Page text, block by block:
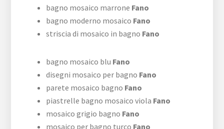
bagno mosaico marrone Fano
bagno moderno mosaico Fano
striscia di mosaico in bagno Fano
bagno mosaico blu Fano
disegni mosaico per bagno Fano
parete mosaico bagno Fano
piastrelle bagno mosaico viola Fano
mosaico grigio bagno Fano
mosaico per bagno turco Fano